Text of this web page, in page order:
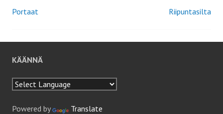
Artikkelien
selaus
Portaat Riipuntasilta
KÄÄNNÄ
Powered by
Translate